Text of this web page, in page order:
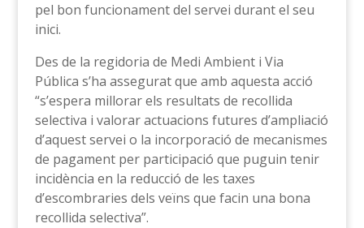
pel bon funcionament del servei durant el seu
inici.
Des de la regidoria de Medi Ambient i Via
Pública s’ha assegurat que amb aquesta acció
“s’espera millorar els resultats de recollida
selectiva i valorar actuacions futures d’ampliació
d’aquest servei o la incorporació de mecanismes
de pagament per participació que puguin tenir
incidència en la reducció de les taxes
d’escombraries dels veïns que facin una bona
recollida selectiva”.